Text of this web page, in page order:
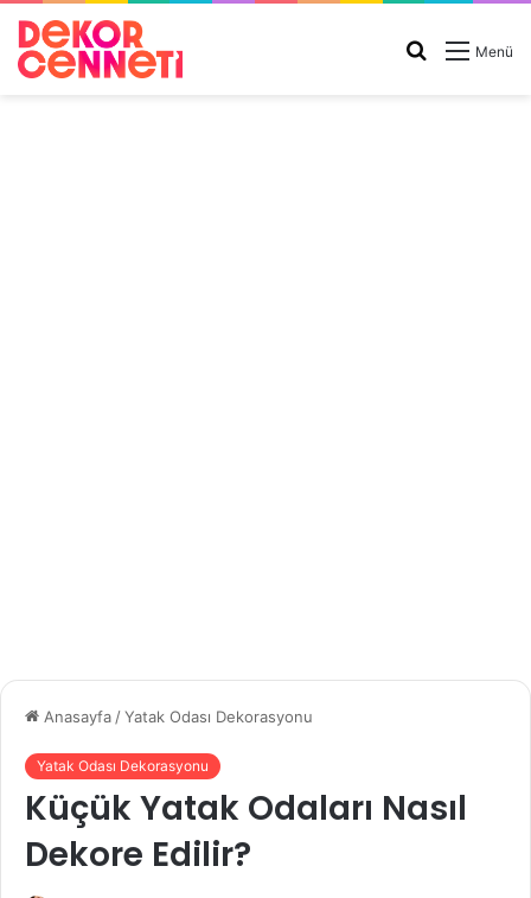
Menü
Arama
Anasayfa /Yatak Odası Dekorasyonu
Yatak Odası Dekorasyonu
Küçük Yatak Odaları Nasıl
Dekore Edilir?